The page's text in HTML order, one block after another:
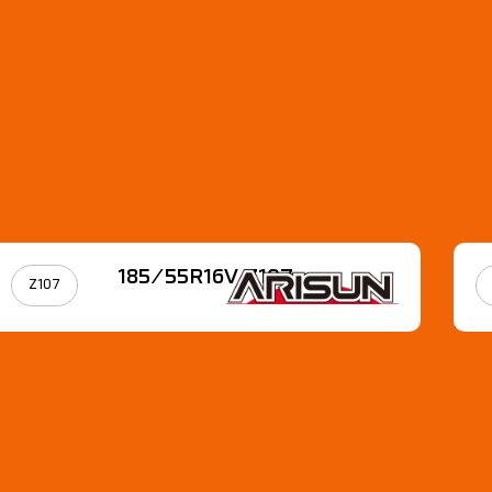
Z107 185/55R16V Z107